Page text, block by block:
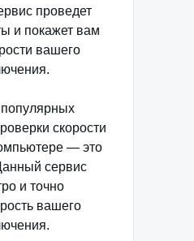
проведет
и покажет вам
вашего
скорости
— это
сервис
и точно
вашего